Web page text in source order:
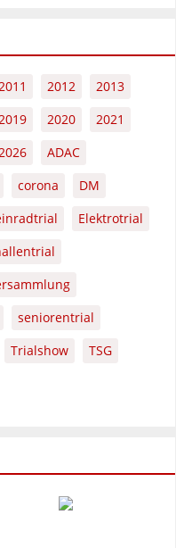
2012
2013
2020
2021
ADAC
corona
DM
Elektrotrial
seniorentrial
Trialshow
TSG